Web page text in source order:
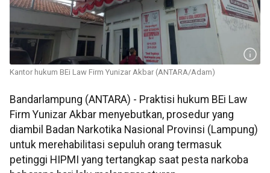
Kantor hukum BEi Law Firm Yunizar Akbar (ANTARA/Adam)
Bandarlampung (ANTARA) - Praktisi hukum BEi Law
Firm Yunizar Akbar menyebutkan, prosedur yang
diambil Badan Narkotika Nasional Provinsi (Lampung)
untuk merehabilitasi sepuluh orang termasuk
petinggi HIPMI yang tertangkap saat pesta narkoba